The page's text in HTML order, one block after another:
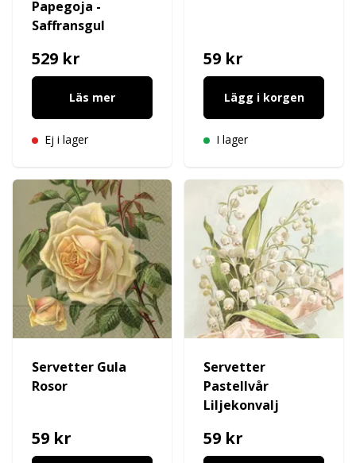
Papegoja -
Saffransgul
529 kr
Läs mer
Ej i lager
59 kr
Lägg i korgen
I lager
Servetter Gula
Rosor
59 kr
Servetter
Pastellvår
Liljekonvalj
59 kr